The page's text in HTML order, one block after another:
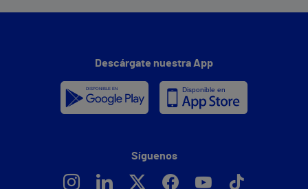
Descárgate nuestra App
Síguenos